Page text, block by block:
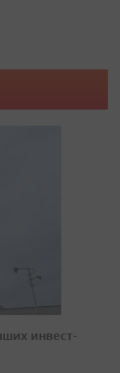
инвест-